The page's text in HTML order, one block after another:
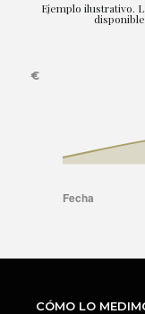
Ejemplo ilustrativo.
CÓMO LO